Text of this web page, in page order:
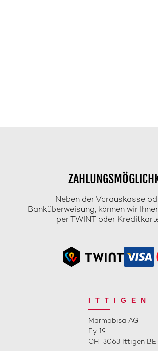
Neben der Vorauskasse
Banküberweisung, können wir
per TWINT oder
ITTIGEN
Marmobisa AG
Ey 19
CH-3063 Ittigen BE